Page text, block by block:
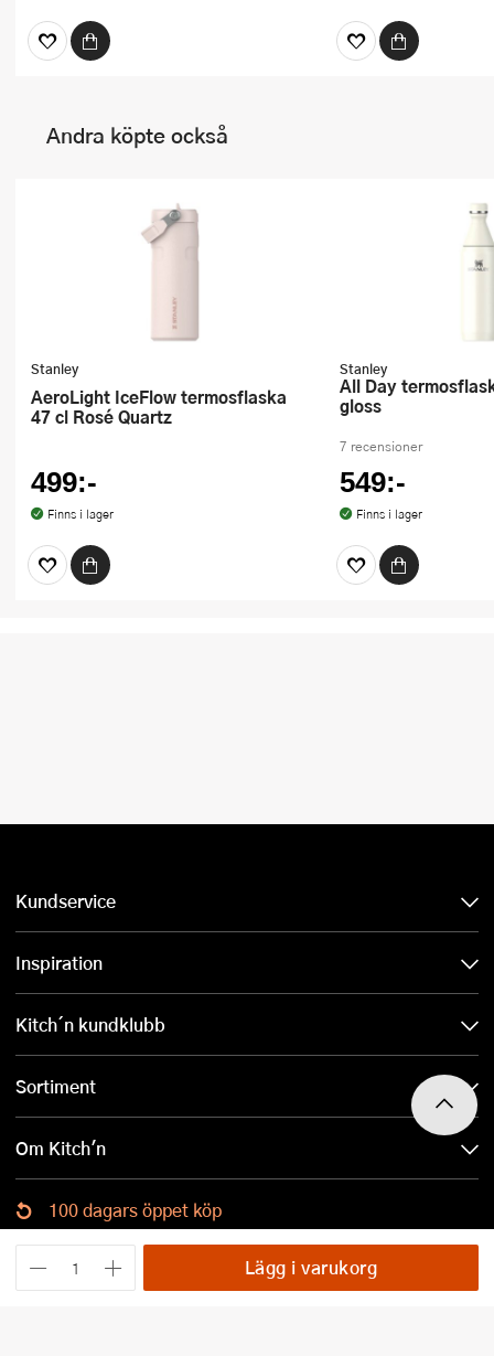
Lägg i varukorg
Andra köpte också
Stanley
AeroLight IceFlow termosflaska
47 cl Rosé Quartz
499:-
Finns i lager
Stanley
All Day termosflaska 0,6 L cream
gloss
7 recensioner
549:-
Finns i lager
Kundservice
Inspiration
Kitch´n kundklubb
Sortiment
Om Kitch'n
100 dagars öppet köp
Ladda ned Kitch´n-appen